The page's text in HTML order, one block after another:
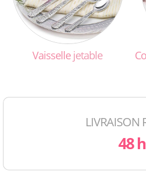
Vaisselle jetable
LIVRAISON
48 h